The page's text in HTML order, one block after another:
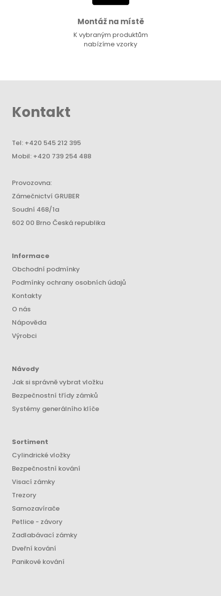
Montáž na místě
K vybraným produktům
nabízíme vzorky
Kontakt
Tel: +420 545 212 395
Mobil: +420 739 254 488
Provozovna:
Zámečnictví GRUBER
Soudní 468/1a
602 00 Brno Česká republika
Informace
Obchodní podmínky
Podmínky ochrany osobních údajů
Kontakty
O nás
Nápověda
Výrobci
Návody
Jak si správně vybrat vložku
Bezpečnostní třídy zámků
Systémy generálního klíče
Sortiment
Cylindrické vložky
Bezpečnostní kování
Visací zámky
Trezory
Samozavírače
Petlice - závory
Zadlabávací zámky
Dveřní kování
Panikové kování